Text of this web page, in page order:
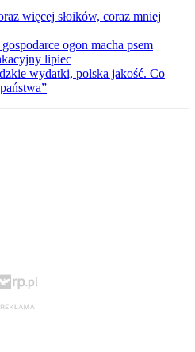
więcej słoików, coraz mniej
ogon macha psem
lipiec
wydatki, polska jakość. Co